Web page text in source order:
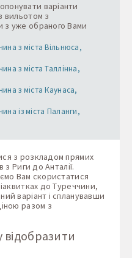
варіанти
вильотом з
з уже обраного Вами
з міста Вільнюса,
з міста Таллінна,
з міста Каунаса,
із міста Паланги,
з розкладом прямих
з Риги до Анталії.
Вам скористатися
до Туреччини,
варіант і спланувавши
разом з
відобразити